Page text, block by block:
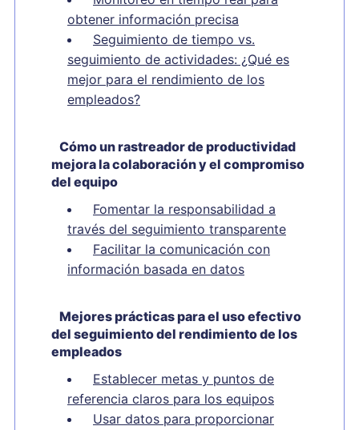
obtener información precisa
Seguimiento de tiempo vs.
seguimiento de actividades: ¿Qué es
mejor para el rendimiento de los
empleados?
Cómo un rastreador de productividad
mejora la colaboración y el compromiso
del equipo
Fomentar la responsabilidad a
través del seguimiento transparente
Facilitar la comunicación con
información basada en datos
Mejores prácticas para el uso efectivo
del seguimiento del rendimiento de los
empleados
Establecer metas y puntos de
referencia claros para los equipos
Usar datos para proporcionar